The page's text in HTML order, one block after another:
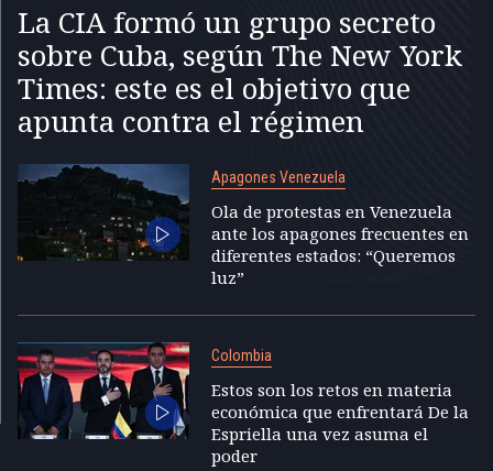
La CIA formó un grupo secreto
sobre Cuba, según The New York
Times: este es el objetivo que
apunta contra el régimen
Apagones Venezuela
Ola de protestas en Venezuela
ante los apagones frecuentes en
diferentes estados: “Queremos
luz”
Colombia
Estos son los retos en materia
económica que enfrentará De la
Espriella una vez asuma el
poder